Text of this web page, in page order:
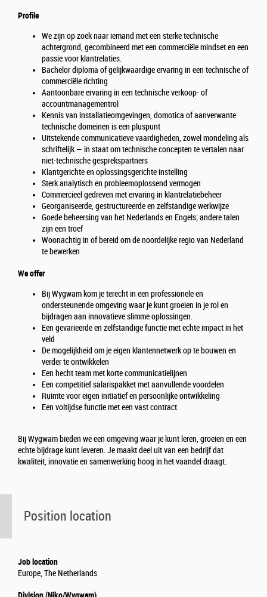
Profile
We zijn op zoek naar iemand met een sterke technische
achtergrond, gecombineerd met een commerciële mindset en een
passie voor klantrelaties.
Bachelor diploma of gelijkwaardige ervaring in een technische of
commerciële richting
Aantoonbare ervaring in een technische verkoop- of
accountmanagementrol
Kennis van installatieomgevingen, domotica of aanverwante
technische domeinen is een pluspunt
Uitstekende communicatieve vaardigheden, zowel mondeling als
schriftelijk — in staat om technische concepten te vertalen naar
niet-technische gesprekspartners
Klantgerichte en oplossingsgerichte instelling
Sterk analytisch en probleemoplossend vermogen
Commercieel gedreven met ervaring in klantrelatiebeheer
Georganiseerde, gestructureerde en zelfstandige werkwijze
Goede beheersing van het Nederlands en Engels; andere talen
zijn een troef
Woonachtig in of bereid om de noordelijke regio van Nederland
te bewerken
We offer
Bij Wygwam kom je terecht in een professionele en
ondersteunende omgeving waar je kunt groeien in je rol en
bijdragen aan innovatieve slimme oplossingen.
Een gevarieerde en zelfstandige functie met echte impact in het
veld
De mogelijkheid om je eigen klantennetwerk op te bouwen en
verder te ontwikkelen
Een hecht team met korte communicatielijnen
Een competitief salarispakket met aanvullende voordelen
Ruimte voor eigen initiatief en persoonlijke ontwikkeling
Een voltijdse functie met een vast contract
Bij Wygwam bieden we een omgeving waar je kunt leren, groeien en een
echte bijdrage kunt leveren. Je maakt deel uit van een bedrijf dat
kwaliteit, innovatie en samenwerking hoog in het vaandel draagt.
Position location
Job location
Europe, The Netherlands